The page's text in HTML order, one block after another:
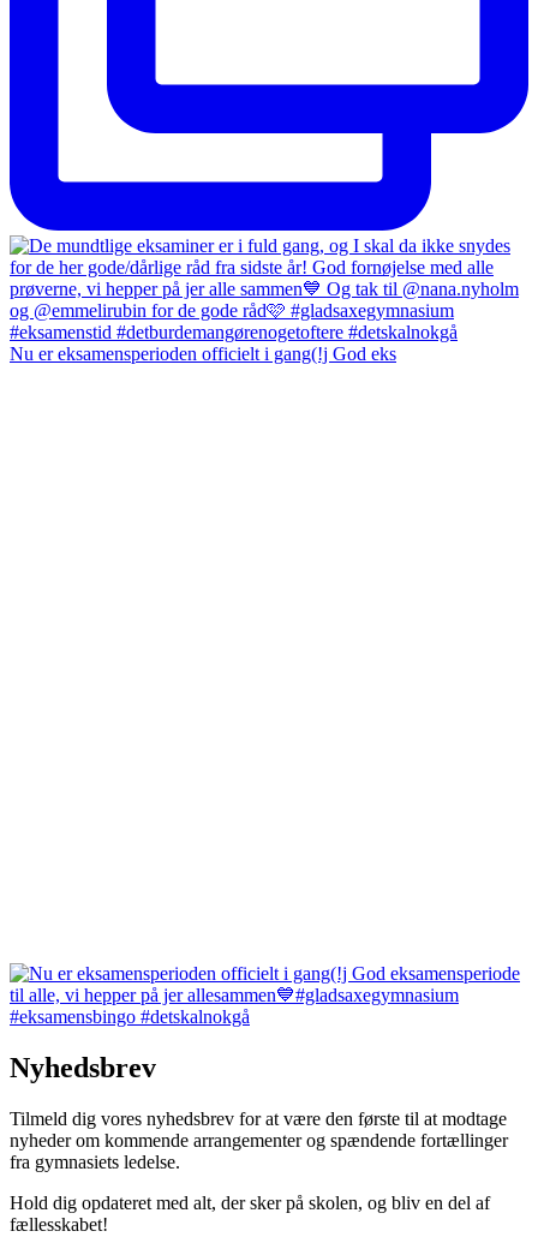
Nu er eksamensperioden officielt i gang(!j God eks
Nyhedsbrev
Tilmeld dig vores nyhedsbrev for at være den første til at modtage
nyheder om kommende arrangementer og spændende fortællinger
fra gymnasiets ledelse.
Hold dig opdateret med alt, der sker på skolen, og bliv en del af
fællesskabet!